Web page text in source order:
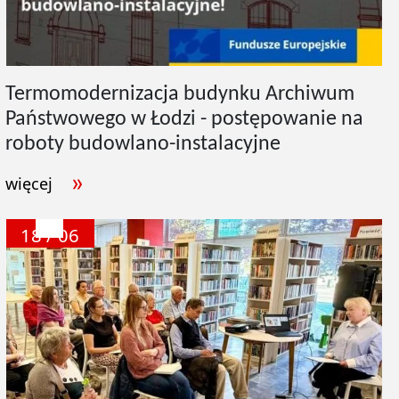
Termomodernizacja budynku Archiwum
Państwowego w Łodzi - postępowanie na
roboty budowlano-instalacyjne
więcej
18 / 06